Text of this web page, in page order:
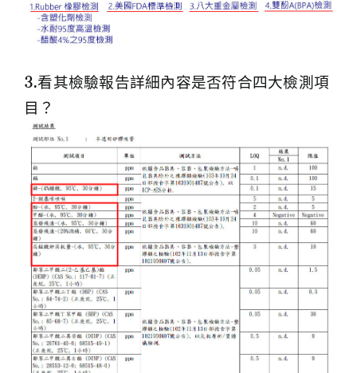
3.看其檢驗報告詳細內容是否符合四大檢測項
目？